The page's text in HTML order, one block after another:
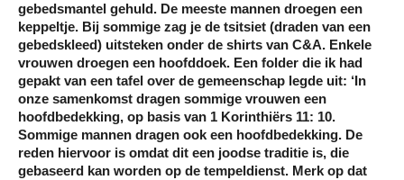
gebedsmantel gehuld. De meeste mannen droegen een
keppeltje. Bij sommige zag je de tsitsiet (draden van een
gebedskleed) uitsteken onder de shirts van C&A. Enkele
vrouwen droegen een hoofddoek. Een folder die ik had
gepakt van een tafel over de gemeenschap legde uit: ‘In
onze samenkomst dragen sommige vrouwen een
hoofdbedekking, op basis van 1 Korinthiërs 11: 10.
Sommige mannen dragen ook een hoofdbedekking. De
reden hiervoor is omdat dit een joodse traditie is, die
gebaseerd kan worden op de tempeldienst. Merk op dat